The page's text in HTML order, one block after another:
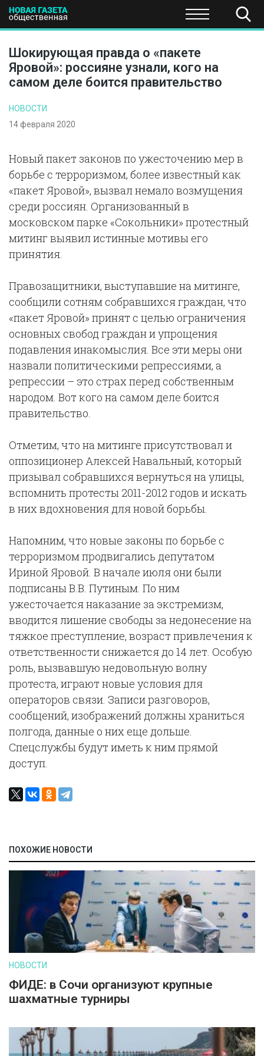
ПОЛИТИКА ЭКОНОМИКА НАУКА И
Шокирующая правда о «пакете
Яровой»: россияне узнали, кого на
самом деле боится правительство
НОВОСТИ
14 февраля 2020
Новый пакет законов по ужесточению мер в
борьбе с терроризмом, более известный как
«пакет Яровой», вызвал немало возмущения
среди россиян. Организованный в
московском парке «Сокольники» протестный
митинг выявил истинные мотивы его
принятия.
Правозащитники, выступавшие на митинге,
сообщили сотням собравшихся граждан, что
«пакет Яровой» принят с целью ограничения
основных свобод граждан и упрощения
подавления инакомыслия. Все эти меры они
назвали политическими репрессиями, а
репрессии – это страх перед собственным
народом. Вот кого на самом деле боится
правительство.
Отметим, что на митинге присутствовал и
оппозиционер Алексей Навальный, который
призывал собравшихся вернуться на улицы,
вспомнить протесты 2011-2012 годов и искать
в них вдохновения для новой борьбы.
Напомним, что новые законы по борьбе с
терроризмом продвигались депутатом
Ириной Яровой. В начале июля они были
подписаны В.В. Путиным. По ним
ужесточается наказание за экстремизм,
вводится лишение свободы за недонесение на
тяжкое преступление, возраст привлечения к
ответственности снижается до 14 лет. Особую
роль, вызвавшую недовольную волну
протеста, играют новые условия для
операторов связи. Записи разговоров,
сообщений, изображений должны храниться
полгода, данные о них еще дольше.
Спецслужбы будут иметь к ним прямой
доступ.
ПОХОЖИЕ НОВОСТИ
НОВОСТИ
ФИДЕ: в Сочи организуют крупные
шахматные турниры